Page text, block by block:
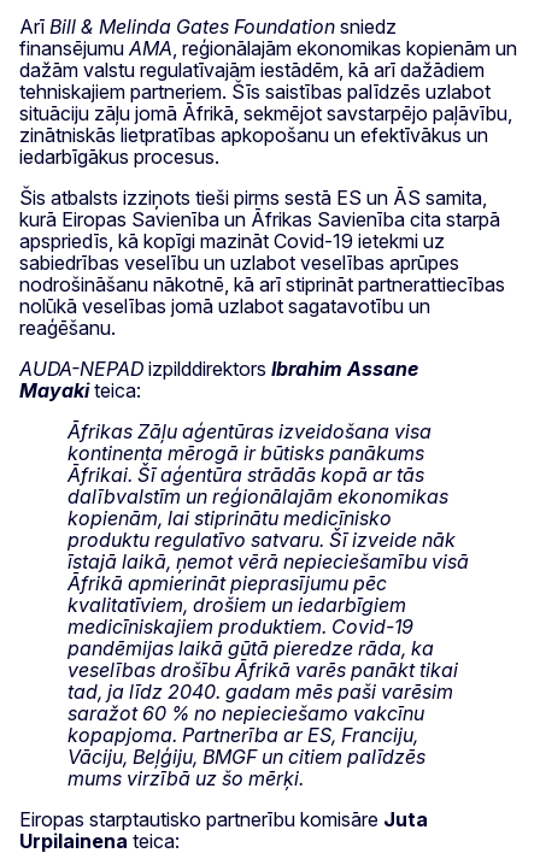
Arī Bill & Melinda Gates Foundation sniedz
finansējumuAMA, reģionālajām ekonomikas kopienām un
dažām valstu regulatīvajām iestādēm, kā arī dažādiem
tehniskajiem partneriem. Šīs saistības palīdzēs uzlabot
situāciju zāļu jomā Āfrikā, sekmējot savstarpējo paļāvību,
zinātniskās lietpratības apkopošanu un efektīvākus un
iedarbīgākus procesus.
Šis atbalsts izziņots tieši pirms sestā ES un ĀS samita,
kurā Eiropas Savienība un Āfrikas Savienība cita starpā
apspriedīs, kā kopīgi mazināt Covid-19 ietekmi uz
sabiedrības veselību un uzlabot veselības aprūpes
nodrošināšanu nākotnē, kā arī stiprināt partnerattiecības
nolūkā veselības jomā uzlabot sagatavotību un
reaģēšanu.
AUDA-NEPAD izpilddirektors Ibrahim Assane
Mayakiteica:
Āfrikas Zāļu aģentūras izveidošana visa
kontinenta mērogā ir būtisks panākums
Āfrikai. Šī aģentūra strādās kopā ar tās
dalībvalstīm un reģionālajām ekonomikas
kopienām, lai stiprinātu medicīnisko
produktu regulatīvo satvaru. Šī izveide nāk
īstajā laikā, ņemot vērā nepieciešamību visā
Āfrikā apmierināt pieprasījumu pēc
kvalitatīviem, drošiem un iedarbīgiem
medicīniskajiem produktiem. Covid-19
pandēmijas laikā gūtā pieredze rāda, ka
veselības drošību Āfrikā varēs panākt tikai
tad, ja līdz 2040. gadam mēs paši varēsim
saražot 60 % no nepieciešamo vakcīnu
kopapjoma. Partnerība ar ES, Franciju,
Vāciju, Beļģiju, BMGFun citiem palīdzēs
mums virzībā uz šo mērķi.
Eiropas starptautisko partnerību komisāre Juta
Urpilainena teica: